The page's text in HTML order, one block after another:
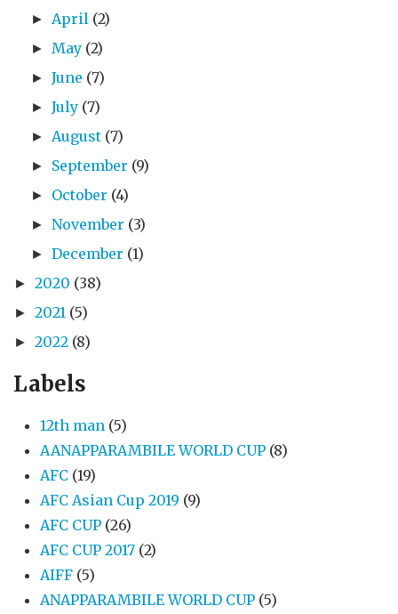
► April (2)
► May (2)
►June (7)
►July (7)
► August (7)
► September (9)
► October (4)
►November (3)
►December (1)
► 2020 (38)
► 2021 (5)
► 2022 (8)
Labels
12th man (5)
AANAPPARAMBILE WORLD CUP (8)
AFC (19)
AFC Asian Cup 2019 (9)
AFC CUP (26)
AFC CUP 2017 (2)
AIFF (5)
ANAPPARAMBILE WORLD CUP (5)